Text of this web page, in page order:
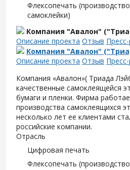
Флексопечать
самоклейки)
Компания "Авалон"
Описание проекта Отзыв
Компания "Авалон"
Описание проекта Отзыв
Компания «Авалон»( Триада
качественные самоклеящейся
бумаги и пленки. Фирма
производства самоклеящихся
несколько лет ее клиентами
российские компании.
Отрасль
Цифровая печать
Флексопечать